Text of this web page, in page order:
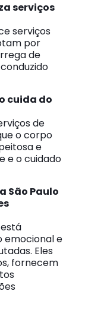
serviços
serviços
por
de
cuida do
de
o corpo
e
e o cuidado
São Paulo
e
Eles
fornecem